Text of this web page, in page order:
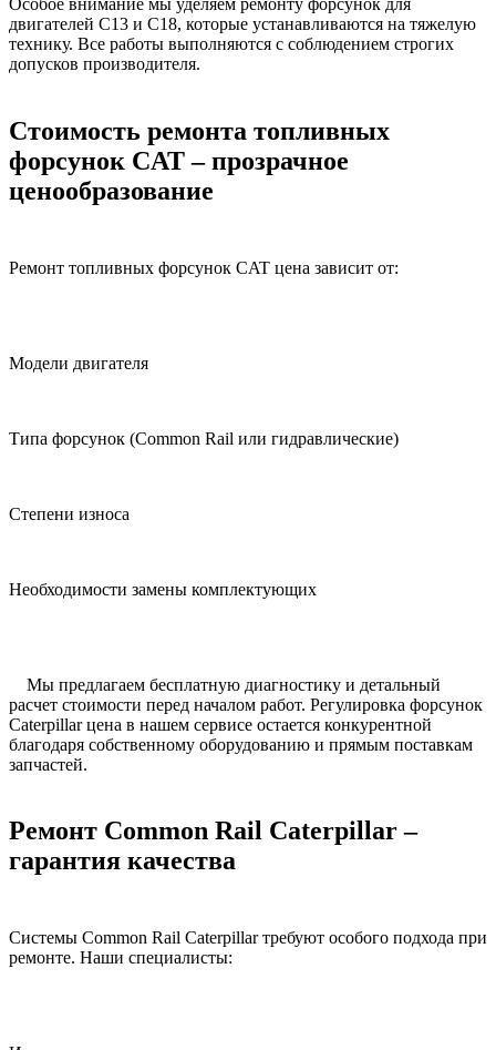
двигателей C13 и C18, которые устанавливаются на тяжелую
технику. Все работы выполняются с соблюдением строгих
допусков производителя.
Стоимость ремонта топливных
форсунок CAT – прозрачное
ценообразование
Ремонт топливных форсунок CAT цена зависит от:
Модели двигателя
Типа форсунок (Common Rail или гидравлические)
Степени износа
Необходимости замены комплектующих
Мы предлагаем бесплатную диагностику и детальный
расчет стоимости перед началом работ. Регулировка форсунок
Caterpillar цена в нашем сервисе остается конкурентной
благодаря собственному оборудованию и прямым поставкам
запчастей.
Ремонт Common Rail Caterpillar –
гарантия качества
Системы Common Rail Caterpillar требуют особого подхода при
ремонте. Наши специалисты: